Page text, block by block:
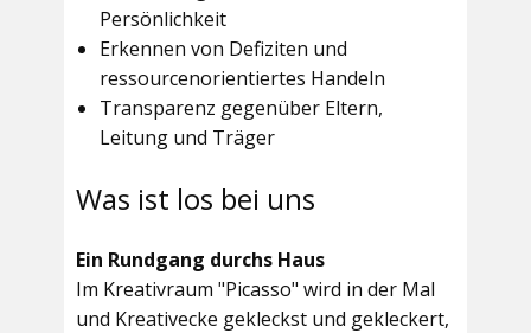
Persönlichkeit
Erkennen von Defiziten und
ressourcenorientiertes Handeln
Transparenz gegenüber Eltern,
Leitung und Träger
Was ist los bei uns
Ein Rundgang durchs Haus
Im Kreativraum "Picasso" wird in der Mal
und Kreativecke gekleckst und gekleckert,